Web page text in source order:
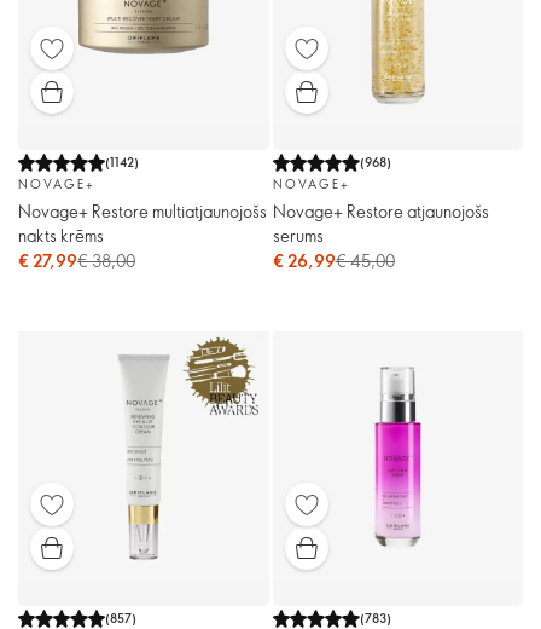
(1142)
NOVAGE+
Novage+ Restore multiatjaunojošs
nakts krēms
€ 27,99€ 38,00
(968)
NOVAGE+
Novage+ Restore atjaunojošs
serums
€ 26,99€ 45,00
(857)
(783)